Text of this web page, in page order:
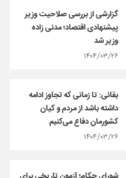
گزارشی از بررسی صلاحیت وزیر
پیشنهادی اقتصاد؛ مدنی زاده
وزیر شد
۱۴۰۴/۰۳/۲۶
بقائی: تا زمانی که تجاوز ادامه
داشته باشد از مردم و کیان
کشورمان دفاع می‌کنیم
۱۴۰۴/۰۳/۲۶